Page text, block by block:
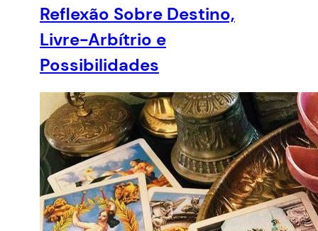
Reflexão Sobre Destino,
Livre-Arbítrio e
Possibilidades